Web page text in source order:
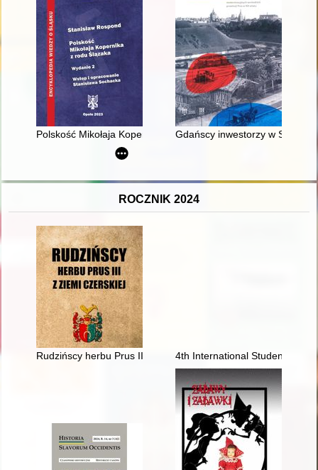
Polskość Mikołaja Kopernika z rodu Ślązaka
Gdańscy inwestorzy w
ROCZNIK 2024
Rudzińscy herbu Prus III z ziemi ciechanowskiej linia na
4th International Student